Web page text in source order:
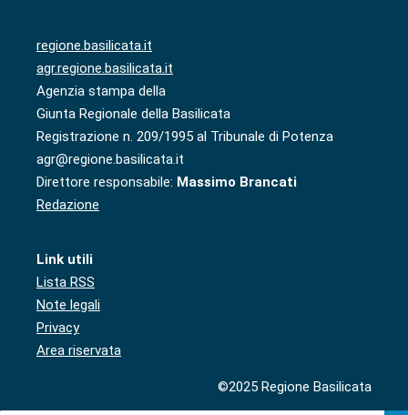
regione.basilicata.it
agr.regione.basilicata.it
Agenzia stampa della
Giunta Regionale della Basilicata
Registrazione n. 209/1995 al Tribunale di Potenza
agr@regione.basilicata.it
Direttore responsabile: Massimo Brancati
Redazione
Link utili
Lista RSS
Note legali
Privacy
Area riservata
©2025 Regione Basilicata